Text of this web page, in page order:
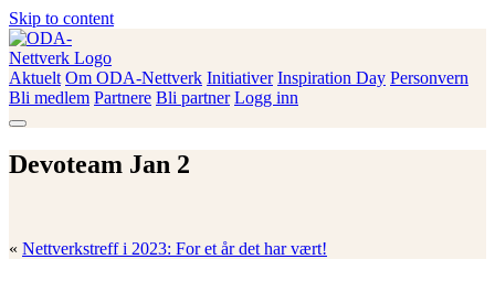
Skip to content
ODA-Nettverk
Aktuelt Om ODA-Nettverk Initiativer Inspiration Day Personvern
Bli medlem Partnere Bli partner Logg inn
Devoteam Jan 2
« Nettverkstreff i 2023: For et år det har vært!